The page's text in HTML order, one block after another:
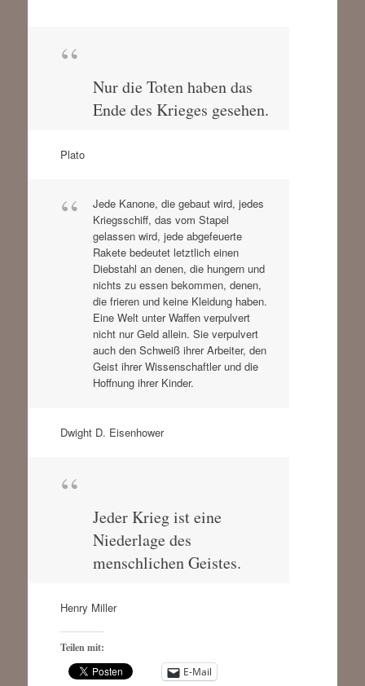
Nur die Toten haben das
Ende des Krieges gesehen.
Plato
Jede Kanone, die gebaut wird, jedes
Kriegsschiff, das vom Stapel
gelassen wird, jede abgefeuerte
Rakete bedeutet letztlich einen
Diebstahl an denen, die hungern und
nichts zu essen bekommen, denen,
die frieren und keine Kleidung haben.
Eine Welt unter Waffen verpulvert
nicht nur Geld allein. Sie verpulvert
auch den Schweiß ihrer Arbeiter, den
Geist ihrer Wissenschaftler und die
Hoffnung ihrer Kinder.
Dwight D. Eisenhower
Jeder Krieg ist eine
Niederlage des
menschlichen Geistes.
Henry Miller
Teilen mit:
E-Mail